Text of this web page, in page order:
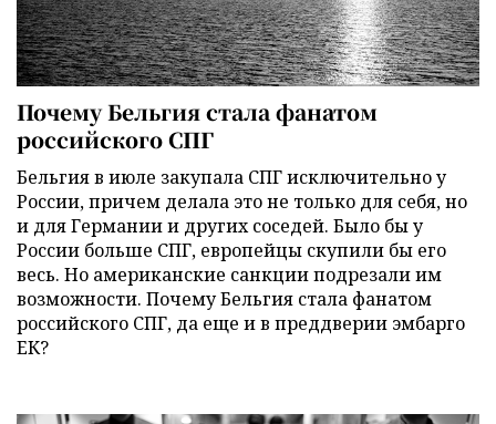
Почему Бельгия стала фанатом
российского СПГ
Бельгия в июле закупала СПГ исключительно у
России, причем делала это не только для себя, но
и для Германии и других соседей. Было бы у
России больше СПГ, европейцы скупили бы его
весь. Но американские санкции подрезали им
возможности. Почему Бельгия стала фанатом
российского СПГ, да еще и в преддверии эмбарго
ЕК?